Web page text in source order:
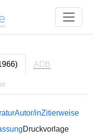
ADB
Autor/inZitierweise
Druckvorlage